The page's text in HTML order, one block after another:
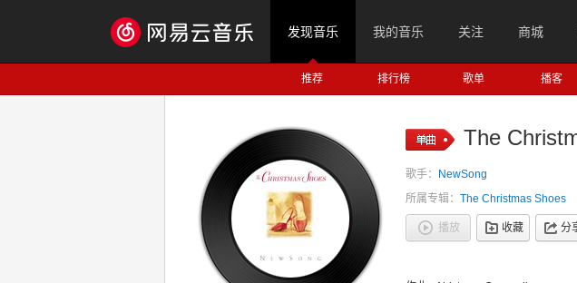
发现音乐 我的音乐 关注 商城
推荐 排行榜 歌单 播客